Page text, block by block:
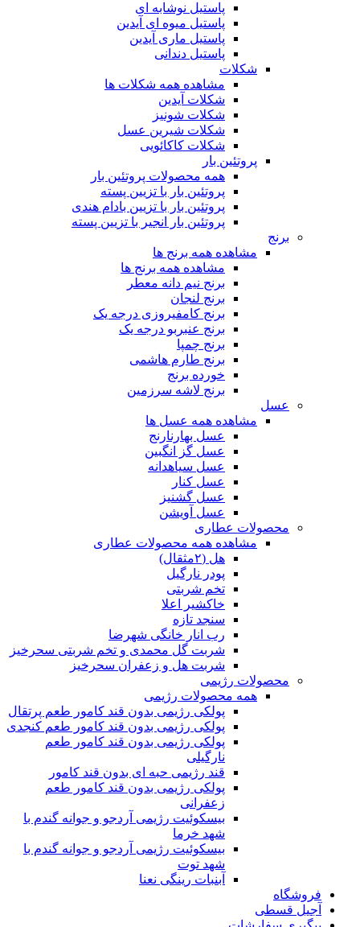
پاستیل نوشابه ای
پاستیل میوه ای آیدین
پاستیل ماری آیدین
پاستیل دندانی
شکلات
مشاهده همه شکلات ها
شکلات آیدین
شکلات شونیز
شکلات شیرین عسل
شکلات کاکائویی
پروتئین بار
همه محصولات پروتئین بار
پروتئین بار با تزیین پسته
پروتئین بار با تزیین بادام هندی
پروتئین بار انجیر با تزیین پسته
برنج
مشاهده همه برنج ها
مشاهده همه برنج ها
برنج نیم دانه معطر
برنج لنجان
برنج کامفیروزی درجه یک
برنج عنبربو درجه یک
برنج چمپا
برنج طارم هاشمی
خورده برنج
برنج لاشه سرزمین
عسل
مشاهده همه عسل ها
عسل بهارنارنج
عسل گز انگبین
عسل سیاهدانه
عسل کنار
عسل گشنیز
عسل آویشن
محصولات عطاری
مشاهده همه محصولات عطاری
هل (۲مثقال)
پودر نارگیل
تخم شربتی
خاکشیر اعلا
سنجد تازه
رب انار خانگی شهرضا
شربت گل محمدی و تخم شربتی سحرخیز
شربت هل و زعفران سحرخیز
محصولات رژیمی
همه محصولات رژیمی
پولکی رژیمی بدون قند کامور طعم پرتقال
پولکی رژیمی بدون قند کامور طعم کنجدی
پولکی رژیمی بدون قند کامور طعم
نارگیلی
قند رژیمی حبه ای بدون قند کامور
پولکی رژیمی بدون قند کامور طعم
زعفرانی
بيسکوئيت رژیمی آردجو و جوانه گندم با
شهد خرما
بيسکوئيت رژیمی آردجو و جوانه گندم با
شهد توت
آبنبات رینگی نعنا
فروشگاه
آجیل قسطی